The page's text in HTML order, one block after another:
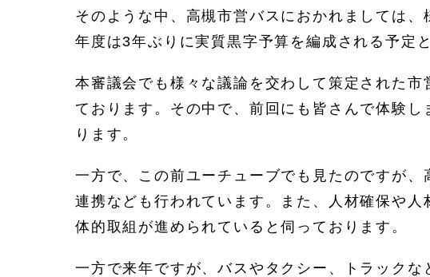
そのような中、高槻市営バスにおかれましては
年度は3年ぶりに実質黒字予算を編成される予定
本審議会でも様々な議論を交わして策定された
ております。その中で、前回にも皆さんで体験
ります。
一方で、この前ユーチューブでも見たのですが
連携なども行われています。また、人材確保や
体的取組が進められていると伺っております。
一方で来年ですが、バスやタクシー、トラック